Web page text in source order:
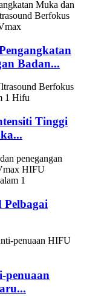
Badan...
Tinggi
penuaan